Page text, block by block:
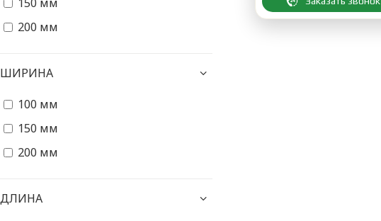
200 мм
ШИРИНА
100 мм
150 мм
200 мм
ДЛИНА